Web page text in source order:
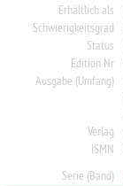
Erhältlich als
Schwierigkeitsgrad
Status
Edition Nr
Ausgabe (Umfang)
Verlag
ISMN
Serie (Band)